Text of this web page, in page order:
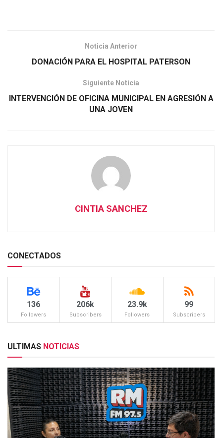
Noticia Anterior
DONACIÓN PARA EL HOSPITAL PATERSON
Siguiente Noticia
INTERVENCIÓN DE OFICINA MUNICIPAL EN AGRESIÓN A
UNA JOVEN
CINTIA SANCHEZ
CONECTADOS
136
Followers
206k
Subscribers
23.9k
Followers
99
Subscribers
ULTIMAS NOTICIAS